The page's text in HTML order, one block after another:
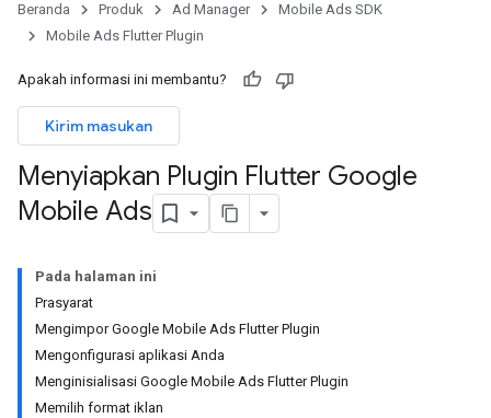
Beranda Produk Ad Manager
Mobile Ads SDK
Mobile Ads Flutter Plugin
Apakah informasi ini membantu?
Kirim masukan
Menyiapkan Plugin Flutter Google
Mobile Ads
Pada halaman ini
Prasyarat
Mengimpor Google Mobile Ads Flutter Plugin
Mengonfigurasi aplikasi Anda
Menginisialisasi Google Mobile Ads Flutter Plugin
Memilih format iklan